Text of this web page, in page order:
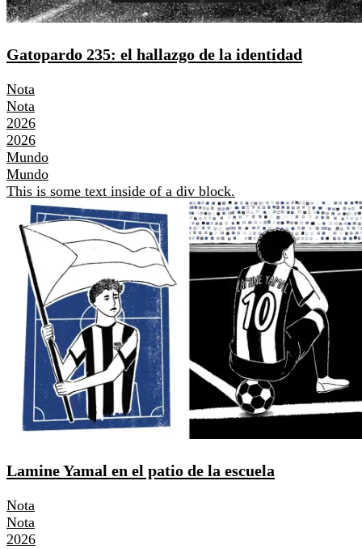
Gatopardo 235: el hallazgo de la identidad
Nota
Nota
2026
2026
Mundo
Mundo
This is some text inside of a div block.
Lamine Yamal en el patio de la escuela
Nota
Nota
2026